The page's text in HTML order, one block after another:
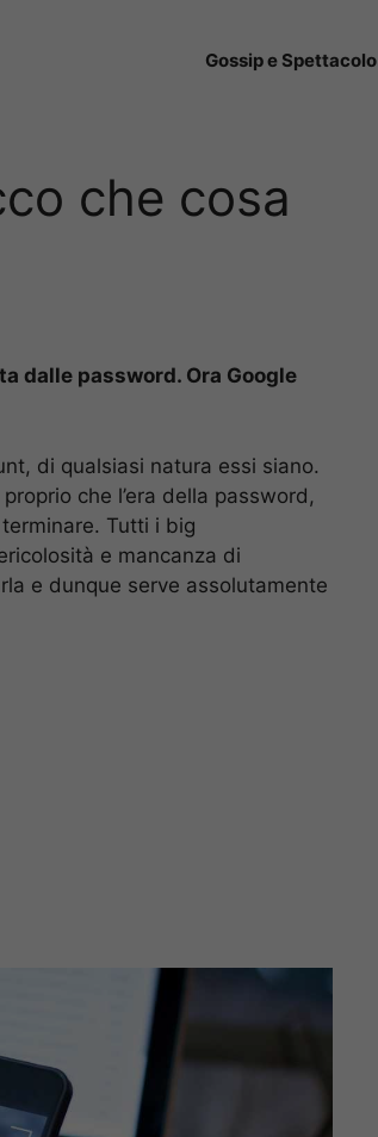
Gossip e Spettacolo
che cosa
dalle password. Ora Google
di qualsiasi natura essi siano.
che l’era della password,
Tutti i big
e mancanza di
e dunque serve assolutamente